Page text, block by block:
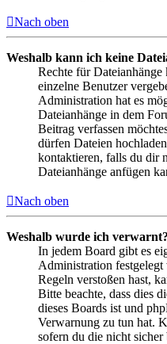
Nach oben
Weshalb kann ich keine
Rechte für
einzelne Benutzer
Administration hat es
Dateianhänge in dem
Beitrag verfassen
dürfen Dateien
kontaktieren, falls du dir
Dateianhänge anfügen
Nach oben
Weshalb wurde ich verwarnt?
In jedem Board gibt es
Administration festgelegt
Regeln verstoßen hast,
Bitte beachte, dass dies
dieses Boards ist und
Verwarnung zu tun hat.
sofern du die nicht